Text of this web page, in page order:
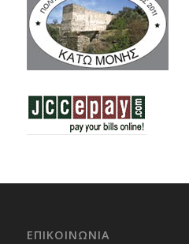
ΕΠΙΚΟΙΝΩΝΙΑ